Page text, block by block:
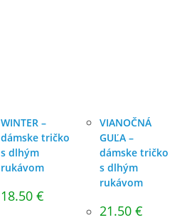
WINTER –
dámske tričko
s dlhým
rukávom
18.50 €
VIANOČNÁ
GUĽA –
dámske tričko
s dlhým
rukávom
21.50 €